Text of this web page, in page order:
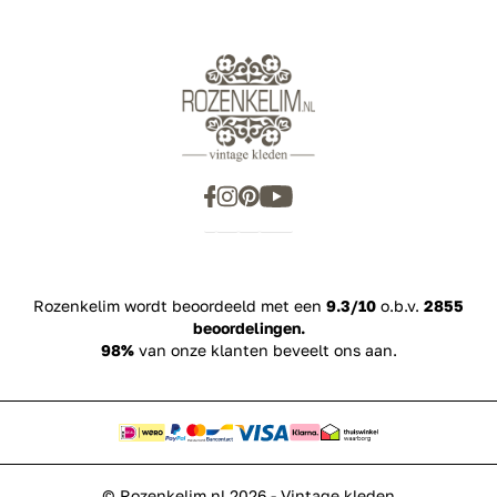
Rozenkelim wordt beoordeeld met een 9.3/10 o.b.v. 2855
beoordelingen.
98%van onze klanten beveelt ons aan.